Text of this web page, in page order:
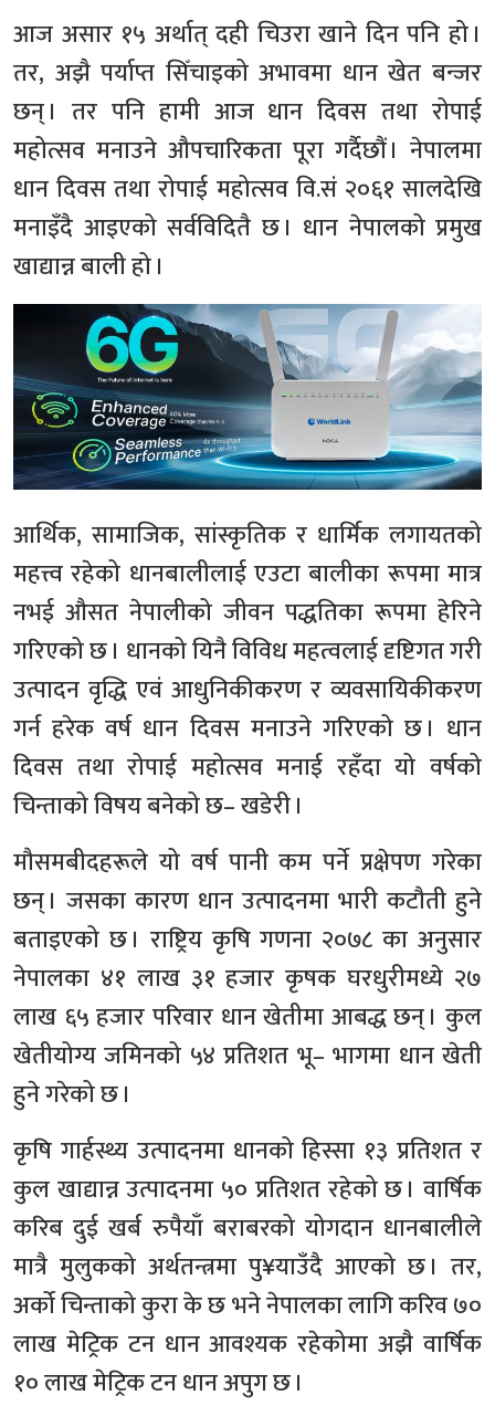
आज असार १५ अर्थात् दही चिउरा खाने दिन पनि हो ।
तर, अझै पर्याप्त सिँचाइको अभावमा धान खेत बन्जर
छन् । तर पनि हामी आज धान दिवस तथा रोपाई
महोत्सव मनाउने औपचारिकता पूरा गर्दैछौं । नेपालमा
धान दिवस तथा रोपाई महोत्सव वि.सं २०६१ सालदेखि
मनाइँदै आइएको सर्वविदितै छ । धान नेपालको प्रमुख
खाद्यान्न बाली हो ।
आर्थिक, सामाजिक, सांस्कृतिक र धार्मिक लगायतको
महत्त्व रहेको धानबालीलाई एउटा बालीका रूपमा मात्र
नभई औसत नेपालीको जीवन पद्धतिका रूपमा हेरिने
गरिएको छ । धानको यिनै विविध महत्वलाई दृष्टिगत गरी
उत्पादन वृद्धि एवं आधुनिकीकरण र व्यवसायिकीकरण
गर्न हरेक वर्ष धान दिवस मनाउने गरिएको छ । धान
दिवस तथा रोपाई महोत्सव मनाई रहँदा यो वर्षको
चिन्ताको विषय बनेको छ– खडेरी ।
मौसमबीदहरूले यो वर्ष पानी कम पर्ने प्रक्षेपण गरेका
छन् । जसका कारण धान उत्पादनमा भारी कटौती हुने
बताइएको छ । राष्ट्रिय कृषि गणना २०७८ का अनुसार
नेपालका ४१ लाख ३१ हजार कृषक घरधुरीमध्ये २७
लाख ६५ हजार परिवार धान खेतीमा आबद्ध छन् । कुल
खेतीयोग्य जमिनको ५४ प्रतिशत भू– भागमा धान खेती
हुने गरेको छ ।
कृषि गार्हस्थ्य उत्पादनमा धानको हिस्सा १३ प्रतिशत र
कुल खाद्यान्न उत्पादनमा ५० प्रतिशत रहेको छ । वार्षिक
करिब दुई खर्ब रुपैयाँ बराबरको योगदान धानबालीले
मात्रै मुलुकको अर्थतन्त्रमा पु¥याउँदै आएको छ । तर,
अर्को चिन्ताको कुरा के छ भने नेपालका लागि करिव ७०
लाख मेट्रिक टन धान आवश्यक रहेकोमा अझै वार्षिक
१० लाख मेट्रिक टन धान अपुग छ ।